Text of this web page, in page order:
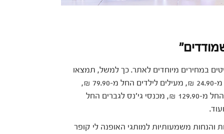
במחירים מיוחדים לאתר. כך למשל, תמצאו
סריגים לילדים החל מ-29.90 ₪, חולצות לילדים החל מ-24.90 ₪, מעילים לילדים החל מ-79.90 ₪,
ג'ינסים לילדים החל מ -39.90 ₪ מכנסי גי'נס לנשים החל מ-129.90 ₪, מכנסי גי'נס לגברים החל
והנחות משמעותיות למותגי האופנה לי קופר